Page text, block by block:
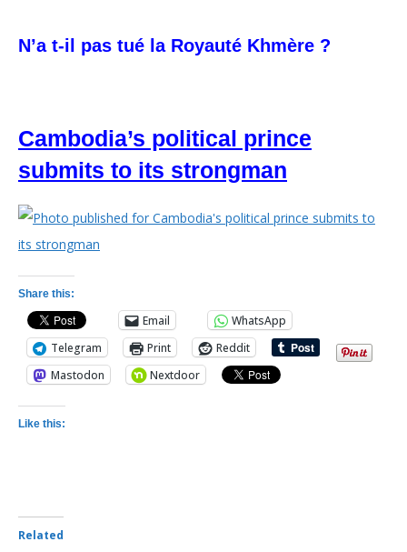
N’a t-il pas tué la Royauté Khmère ?
Cambodia’s political prince
submits to its strongman
Share this:
Email
WhatsApp
Telegram
Print
Reddit
Mastodon
Nextdoor
Like this:
Related